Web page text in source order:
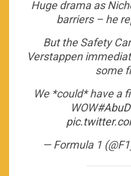
Huge drama as
barriers – he
But the Safety
Verstappen
some
We *could* have a
WOW
— Formula 1